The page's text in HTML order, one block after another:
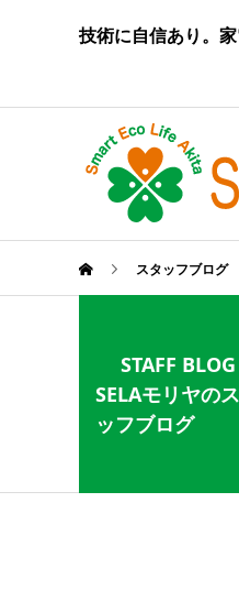
技術に自信あり。
スタッフブログ
STAFF BLOG
SELAモリヤの
ッフブログ